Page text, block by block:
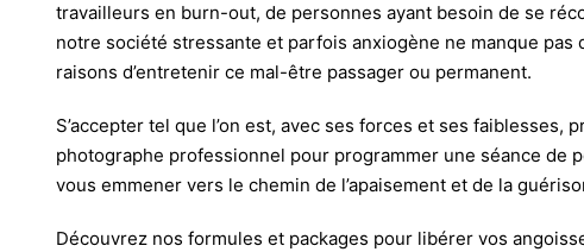
travailleurs en burn-out, de personnes ayant besoin de se
notre société stressante et parfois anxiogène ne manque pas
raisons d’entretenir ce mal-être passager ou permanent.
S’accepter tel que l’on est, avec ses forces et ses faiblesses,
photographe professionnel pour programmer une séance de
vous emmener vers le chemin de l’apaisement et de la
Découvrez nos formules et packages pour libérer vos